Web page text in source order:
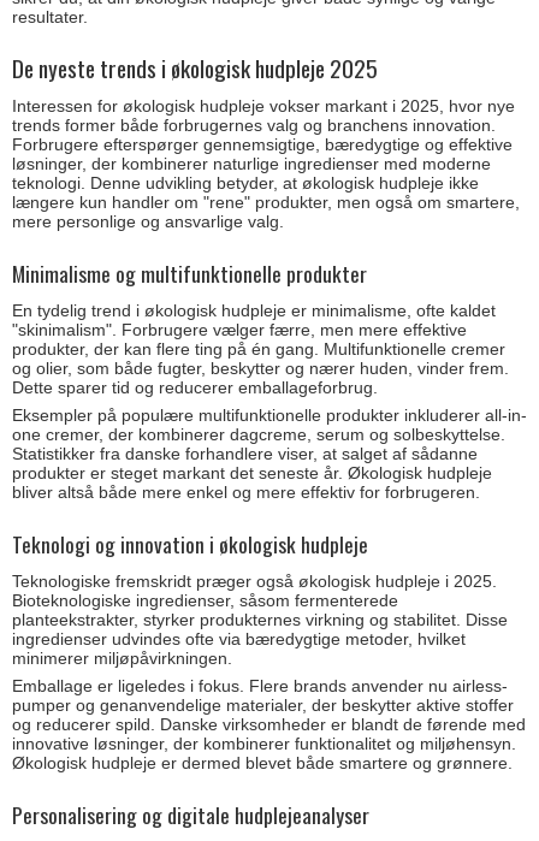
resultater.
De nyeste trends i økologisk hudpleje 2025
Interessen for økologisk hudpleje vokser markant i 2025, hvor nye
trends former både forbrugernes valg og branchens innovation.
Forbrugere efterspørger gennemsigtige, bæredygtige og effektive
løsninger, der kombinerer naturlige ingredienser med moderne
teknologi. Denne udvikling betyder, at økologisk hudpleje ikke
længere kun handler om "rene" produkter, men også om smartere,
mere personlige og ansvarlige valg.
Minimalisme og multifunktionelle produkter
En tydelig trend i økologisk hudpleje er minimalisme, ofte kaldet
"skinimalism". Forbrugere vælger færre, men mere effektive
produkter, der kan flere ting på én gang. Multifunktionelle cremer
og olier, som både fugter, beskytter og nærer huden, vinder frem.
Dette sparer tid og reducerer emballageforbrug.
Eksempler på populære multifunktionelle produkter inkluderer all-in-
one cremer, der kombinerer dagcreme, serum og solbeskyttelse.
Statistikker fra danske forhandlere viser, at salget af sådanne
produkter er steget markant det seneste år. Økologisk hudpleje
bliver altså både mere enkel og mere effektiv for forbrugeren.
Teknologi og innovation i økologisk hudpleje
Teknologiske fremskridt præger også økologisk hudpleje i 2025.
Bioteknologiske ingredienser, såsom fermenterede
planteekstrakter, styrker produkternes virkning og stabilitet. Disse
ingredienser udvindes ofte via bæredygtige metoder, hvilket
minimerer miljøpåvirkningen.
Emballage er ligeledes i fokus. Flere brands anvender nu airless-
pumper og genanvendelige materialer, der beskytter aktive stoffer
og reducerer spild. Danske virksomheder er blandt de førende med
innovative løsninger, der kombinerer funktionalitet og miljøhensyn.
Økologisk hudpleje er dermed blevet både smartere og grønnere.
Personalisering og digitale hudplejeanalyser